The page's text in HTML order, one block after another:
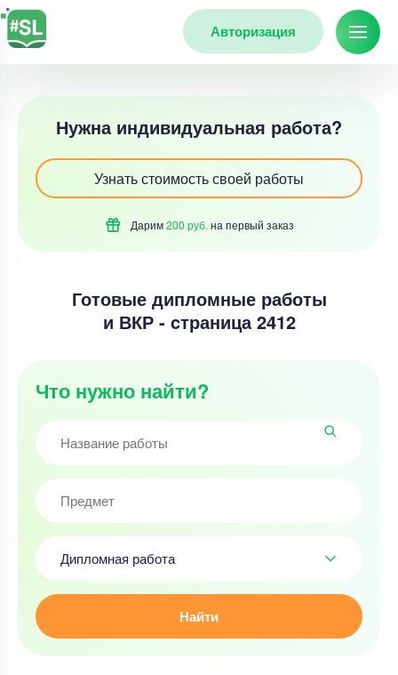
Авторизация
Нужна индивидуальная работа?
Узнать стоимость своей работы
Дарим200 руб. на первый заказ
Готовые дипломные работы
и ВКР - cтраница 2412
Что нужно найти?
Дипломная работа
Найти